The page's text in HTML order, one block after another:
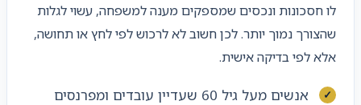
לו חסכונות ונכסים שמספקים מענה למשפחה, עשוי לגלות
שהצורך נמוך יותר. לכן חשוב לא לרכוש לפי לחץ או תחושה,
אלא לפי בדיקה אישית.
אנשים מעל גיל 60 שעדיין עובדים ומפרנסים